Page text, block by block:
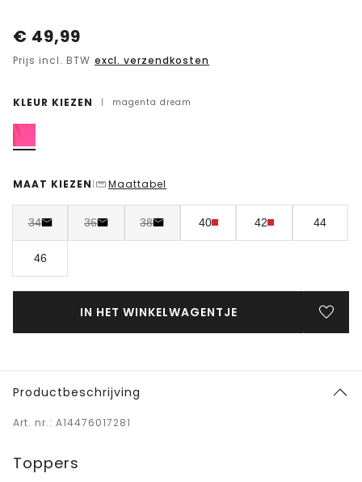
€ 49,99
Prijs incl. BTW excl. verzendkosten
KLEUR KIEZEN | magenta dream
MAAT KIEZEN | Maattabel
34 36 38 40 42 44
46
IN HET WINKELWAGENTJE
Productbeschrijving
Art. nr.: A14476017281
Toppers